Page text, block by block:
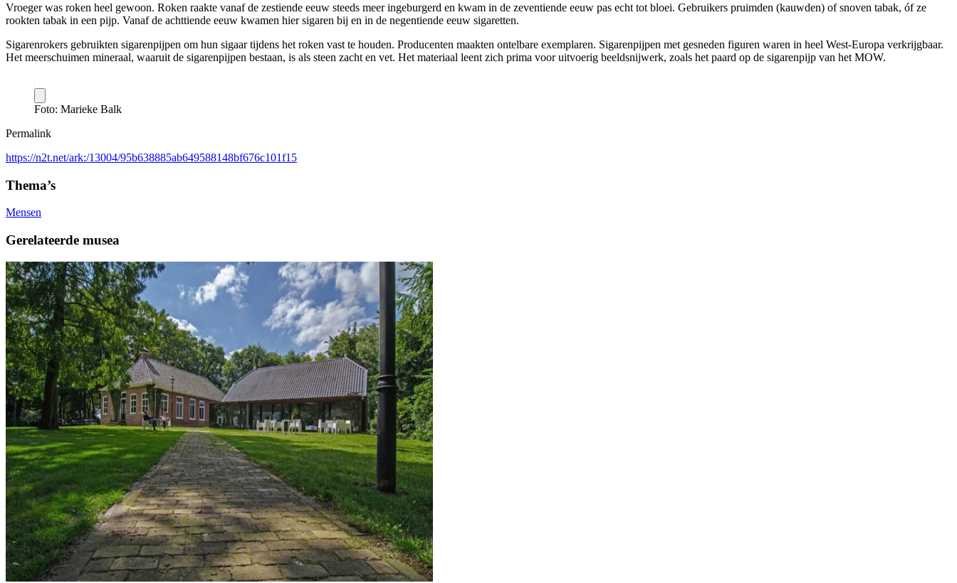
Vroeger was roken heel gewoon. Roken raakte vanaf de zestiende eeuw steeds meer ingeburgerd en kwam in de zeventiende eeuw pas echt tot bloei. Gebruikers pruimden (kauwden) of snoven tabak, óf ze
rookten tabak in een pijp. Vanaf de achttiende eeuw kwamen hier sigaren bij en in de negentiende eeuw sigaretten.
Sigarenrokers gebruikten sigarenpijpen om hun sigaar tijdens het roken vast te houden. Producenten maakten ontelbare exemplaren. Sigarenpijpen met gesneden figuren waren in heel West-Europa verkrijgbaar.
Het meerschuimen mineraal, waaruit de sigarenpijpen bestaan, is als steen zacht en vet. Het materiaal leent zich prima voor uitvoerig beeldsnijwerk, zoals het paard op de sigarenpijp van het MOW.
Foto: Marieke Balk
Permalink
https://n2t.net/ark:/13004/95b638885ab649588148bf676c101f15
Thema’s
Mensen
Gerelateerde musea